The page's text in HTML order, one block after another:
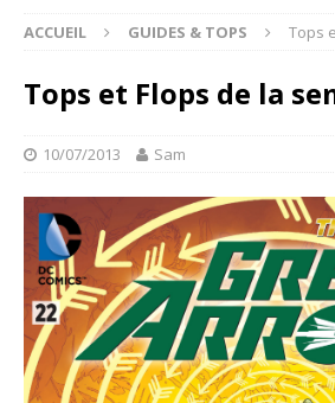
ACCUEIL GUIDES & TOPS Tops
Tops et Flops de la
10/07/2013 Sam